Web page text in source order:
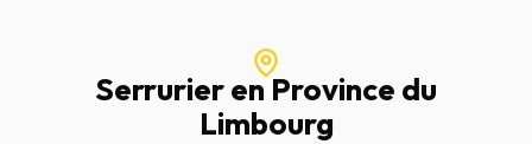
Serrurier en Province du
Limbourg